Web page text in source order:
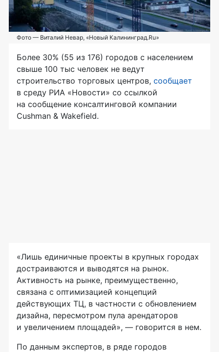
Фото — Виталий Невар, «Новый Калининград.Ru»
Более 30% (55 из 176) городов с населением
свыше 100 тыс человек не ведут
строительство торговых центров, сообщает
в среду РИА «Новости» со ссылкой
на сообщение консалтинговой компании
Cushman & Wakefield.
«Лишь единичные проекты в крупных городах
достраиваются и выводятся на рынок.
Активность на рынке, преимущественно,
связана с оптимизацией концепций
действующих ТЦ, в частности с обновлением
дизайна, пересмотром пула арендаторов
и увеличением площадей», — говорится в нем.
По данным экспертов, в ряде городов